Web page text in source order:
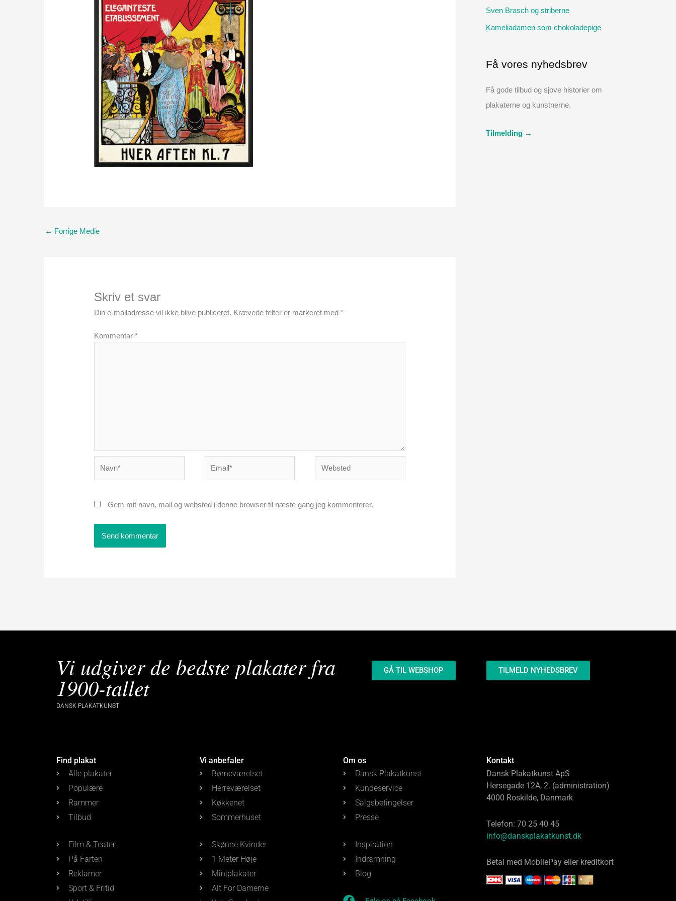
← Forrige Medie
Skriv et svar
Din e-mailadresse vil ikke blive publiceret. Krævede felter er markeret med*
Kommentar*
Gem mit navn, mail og websted i denne browser til næste gang jeg kommenterer.
Sven Brasch og striberne
Kameliadamen som chokoladepige
Få vores nyhedsbrev
Få gode tilbud og sjove historier om
plakaterne og kunstnerne.
Tilmelding →
Vi udgiver de bedste plakater fra
1900-tallet
DANSK PLAKATKUNST
GÅ TIL WEBSHOP TILMELD NYHEDSBREV
Find plakat
Alle plakater
Populære
Rammer
Tilbud
Film & Teater
På Farten
Reklamer
Sport & Fritid
Vi anbefaler
Børneværelset
Herreværelset
Køkkenet
Sommerhuset
Skønne Kvinder
1 Meter Høje
Miniplakater
Alt For Damerne
Om os
Dansk Plakatkunst
Kundeservice
Salgsbetingelser
Presse
Inspiration
Indramning
Blog
Kontakt
Dansk Plakatkunst ApS
Hersegade 12A, 2. (administration)
4000 Roskilde, Danmark
Telefon: 70 25 40 45
info@danskplakatkunst.dk
Betal med MobilePay eller kreditkort